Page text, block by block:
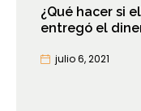
¿Qué hacer si
entregó el
julio 6, 2021